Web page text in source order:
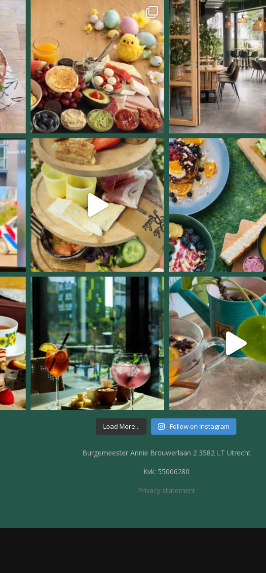
Load More... Follow on Instagram
Burgemeester Annie Brouwerlaan 2 3582 LT Utrecht
Kvk: 55006280
Privacy statement